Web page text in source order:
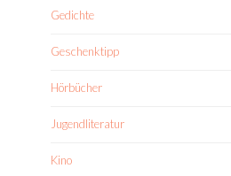
Gedichte
Geschenktipp
Hörbücher
Jugendliteratur
Kino